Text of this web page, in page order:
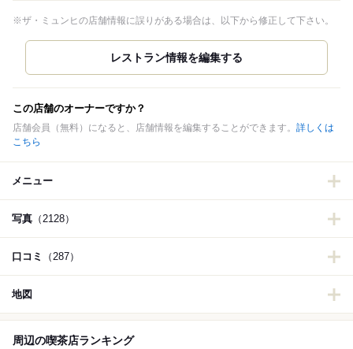
※ザ・ミュンヒの店舗情報に誤りがある場合は、以下から修正して下さい。
この店舗のオーナーですか？
店舗会員（無料）になると、店舗情報を編集することができます。 詳しくは
こちら
メニュー
写真 （2128）
口コミ （287）
地図
周辺の喫茶店ランキング